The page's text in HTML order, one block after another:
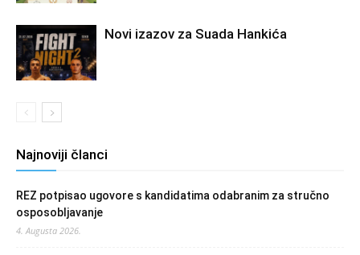
Novi izazov za Suada Hankića
Najnoviji članci
REZ potpisao ugovore s kandidatima odabranim za stručno
osposobljavanje
4. Augusta 2026.